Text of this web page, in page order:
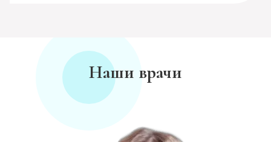
Наши врачи